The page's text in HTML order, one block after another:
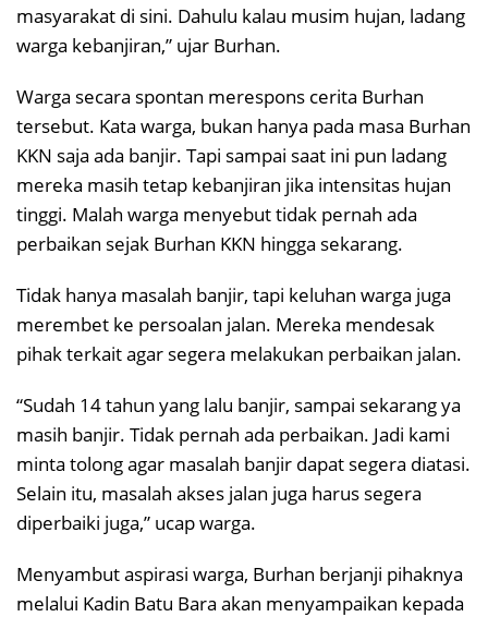
masyarakat di sini. Dahulu kalau musim hujan, ladang
warga kebanjiran,” ujar Burhan.
Warga secara spontan merespons cerita Burhan
tersebut. Kata warga, bukan hanya pada masa Burhan
KKN saja ada banjir. Tapi sampai saat ini pun ladang
mereka masih tetap kebanjiran jika intensitas hujan
tinggi. Malah warga menyebut tidak pernah ada
perbaikan sejak Burhan KKN hingga sekarang.
Tidak hanya masalah banjir, tapi keluhan warga juga
merembet ke persoalan jalan. Mereka mendesak
pihak terkait agar segera melakukan perbaikan jalan.
“Sudah 14 tahun yang lalu banjir, sampai sekarang ya
masih banjir. Tidak pernah ada perbaikan. Jadi kami
minta tolong agar masalah banjir dapat segera diatasi.
Selain itu, masalah akses jalan juga harus segera
diperbaiki juga,” ucap warga.
Menyambut aspirasi warga, Burhan berjanji pihaknya
melalui Kadin Batu Bara akan menyampaikan kepada